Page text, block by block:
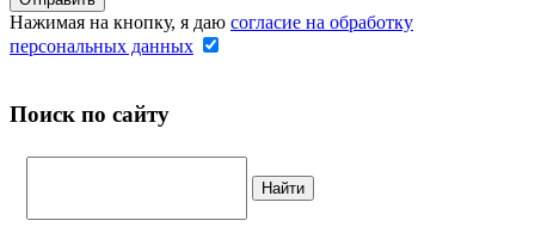
Нажимая на кнопку, я даю согласие на обработку
персональных данных
Поиск по сайту